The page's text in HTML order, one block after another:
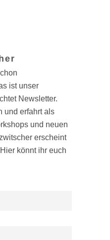
ist unser
Newsletter.
und erfahrt als
und neuen
erscheint
könnt ihr euch